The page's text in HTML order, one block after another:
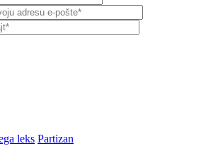
leks Partizan